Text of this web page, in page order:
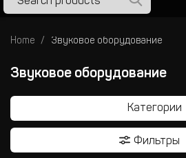
Home Звуковое оборудование
Звуковое оборудование
Категории
Фильтры